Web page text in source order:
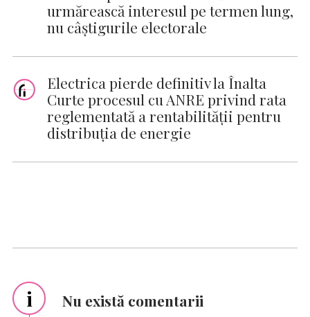
urmărească interesul pe termen lung,
nu câștigurile electorale
Electrica pierde definitiv la Înalta
Curte procesul cu ANRE privind rata
reglementată a rentabilității pentru
distribuția de energie
i Nu există comentarii